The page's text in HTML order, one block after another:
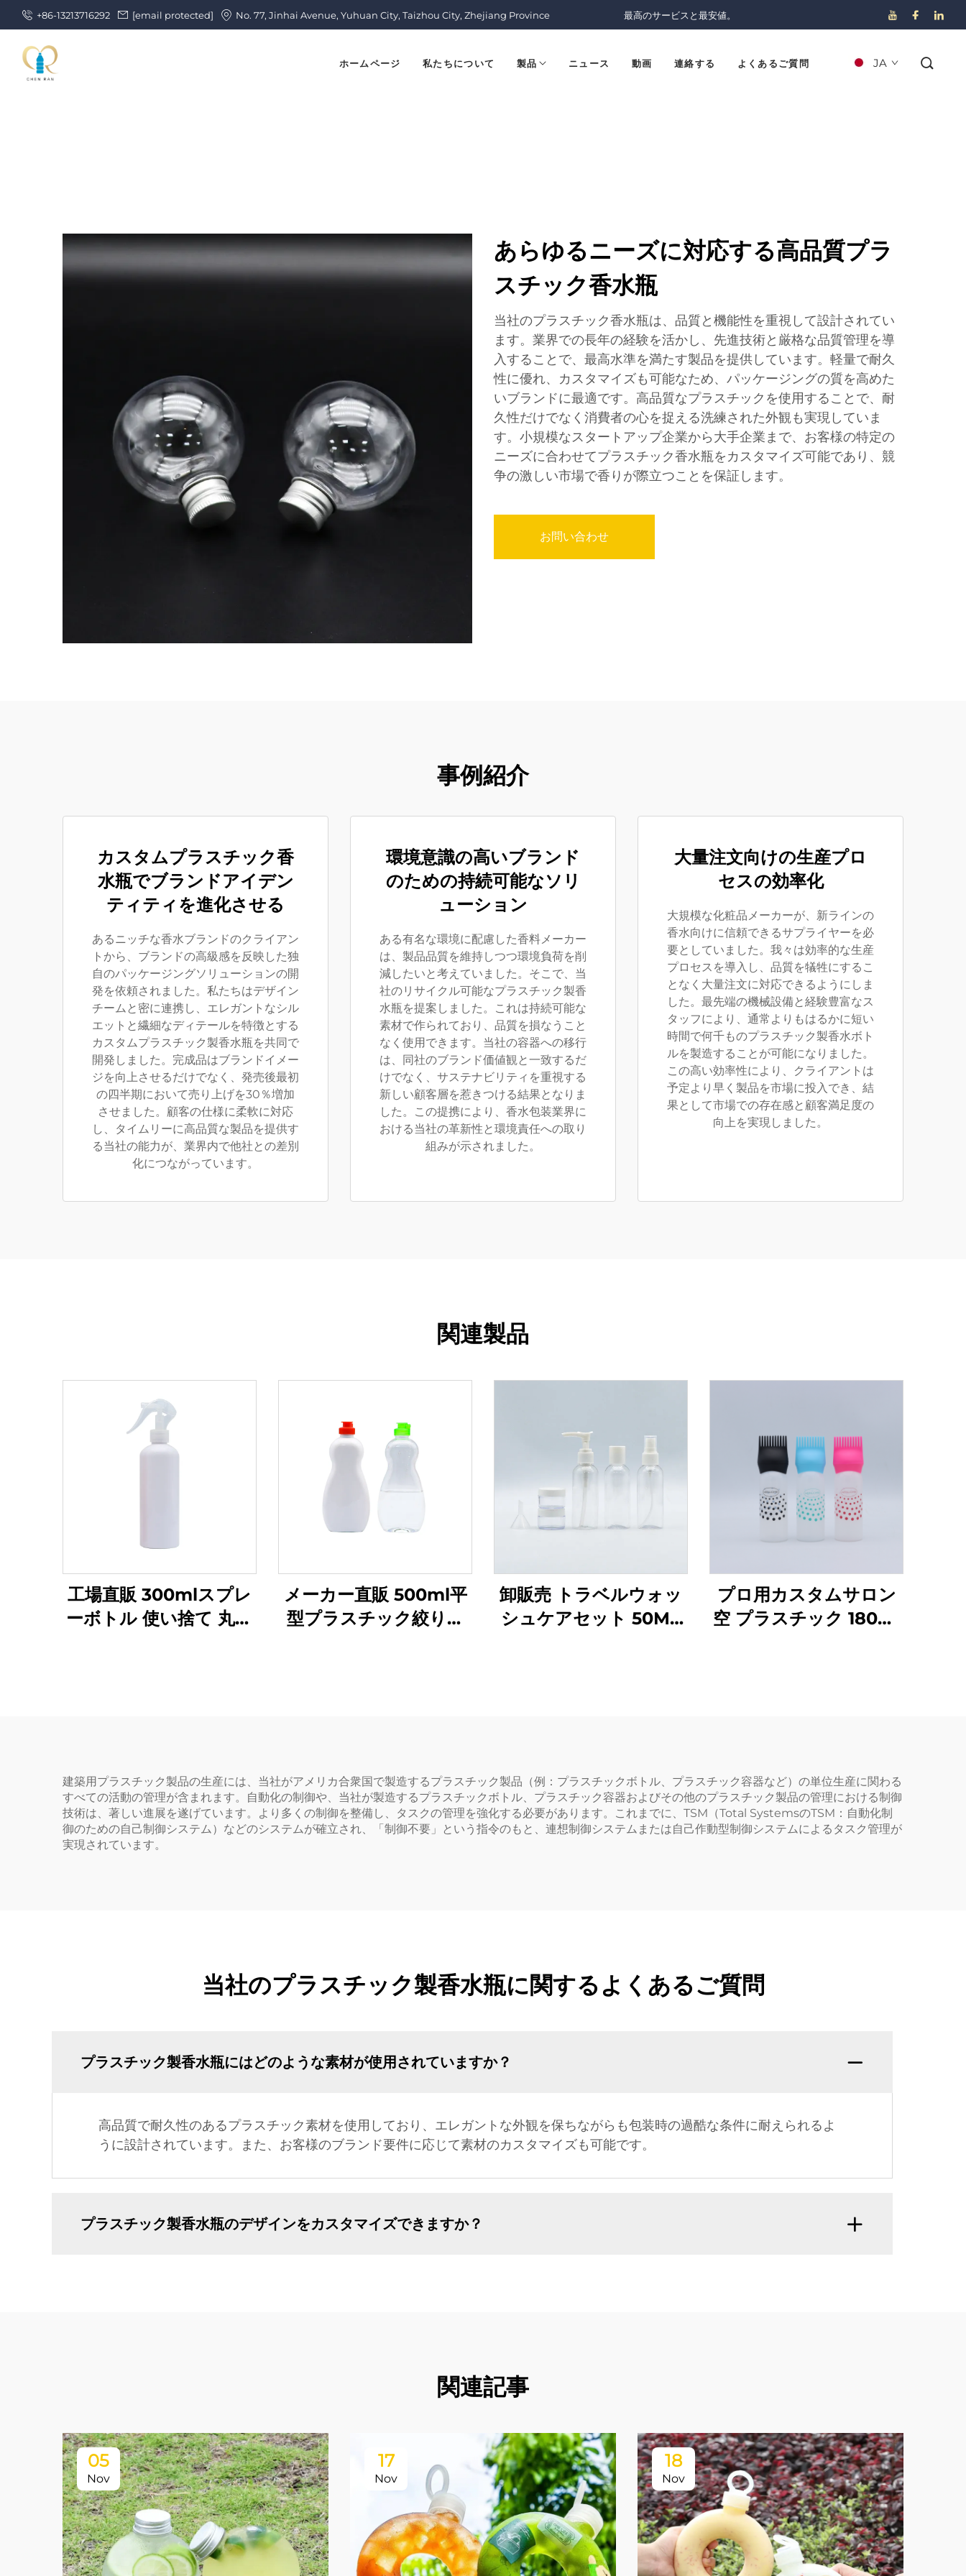
+86-13213716292 [email protected] No. 77, Jinhai Avenue, Yuhuan City, Taizhou City, Zhejiang Province 最高のサービスと最安値。
ホームページ 私たちについて 製品 ニュース 動画 連絡する よくあるご質問 JA
あらゆるニーズに対応する高品質プラ
スチック香水瓶
当社のプラスチック香水瓶は、品質と機能性を重視して設計されてい
ます。業界での長年の経験を活かし、先進技術と厳格な品質管理を導
入することで、最高水準を満たす製品を提供しています。軽量で耐久
性に優れ、カスタマイズも可能なため、パッケージングの質を高めた
いブランドに最適です。高品質なプラスチックを使用することで、耐
久性だけでなく消費者の心を捉える洗練された外観も実現していま
す。小規模なスタートアップ企業から大手企業まで、お客様の特定の
ニーズに合わせてプラスチック香水瓶をカスタマイズ可能であり、競
争の激しい市場で香りが際立つことを保証します。
お問い合わせ
事例紹介
カスタムプラスチック香
水瓶でブランドアイデン
ティティを進化させる
あるニッチな香水ブランドのクライアン
トから、ブランドの高級感を反映した独
自のパッケージングソリューションの開
発を依頼されました。私たちはデザイン
チームと密に連携し、エレガントなシル
エットと繊細なディテールを特徴とする
カスタムプラスチック製香水瓶を共同で
開発しました。完成品はブランドイメー
ジを向上させるだけでなく、発売後最初
の四半期において売り上げを30％増加
させました。顧客の仕様に柔軟に対応
し、タイムリーに高品質な製品を提供す
る当社の能力が、業界内で他社との差別
化につながっています。
環境意識の高いブランド
のための持続可能なソリ
ューション
ある有名な環境に配慮した香料メーカー
は、製品品質を維持しつつ環境負荷を削
減したいと考えていました。そこで、当
社のリサイクル可能なプラスチック製香
水瓶を提案しました。これは持続可能な
素材で作られており、品質を損なうこと
なく使用できます。当社の容器への移行
は、同社のブランド価値観と一致するだ
けでなく、サステナビリティを重視する
新しい顧客層を惹きつける結果となりま
した。この提携により、香水包装業界に
おける当社の革新性と環境責任への取り
組みが示されました。
大量注文向けの生産プロ
セスの効率化
大規模な化粧品メーカーが、新ラインの
香水向けに信頼できるサプライヤーを必
要としていました。我々は効率的な生産
プロセスを導入し、品質を犠牲にするこ
となく大量注文に対応できるようにしま
した。最先端の機械設備と経験豊富なス
タッフにより、通常よりもはるかに短い
時間で何千ものプラスチック製香水ボト
ルを製造することが可能になりました。
この高い効率性により、クライアントは
予定より早く製品を市場に投入でき、結
果として市場での存在感と顧客満足度の
向上を実現しました。
関連製品
工場直販 300mlスプレ
ーボトル 使い捨て 丸み
メーカー直販 500ml平
型プラスチック絞り出
卸販売 トラベルウォッ
シュケアセット 50ML
プロ用カスタムサロン
空 プラスチック 180ml
建築用プラスチック製品の生産には、当社がアメリカ合衆国で製造するプラスチック製品（例：プラスチックボトル、プラスチック容器など）の単位生産に関わる
すべての活動の管理が含まれます。自動化の制御や、当社が製造するプラスチックボトル、プラスチック容器およびその他のプラスチック製品の管理における制御
技術は、著しい進展を遂げています。より多くの制御を整備し、タスクの管理を強化する必要があります。これまでに、TSM（Total SystemsのTSM：自動化制
御のための自己制御システム）などのシステムが確立され、「制御不要」という指令のもと、連想制御システムまたは自己作動型制御システムによるタスク管理が
実現されています。
当社のプラスチック製香水瓶に関するよくあるご質問
プラスチック製香水瓶にはどのような素材が使用されていますか？
高品質で耐久性のあるプラスチック素材を使用しており、エレガントな外観を保ちながらも包装時の過酷な条件に耐えられるよ
うに設計されています。また、お客様のブランド要件に応じて素材のカスタマイズも可能です。
プラスチック製香水瓶のデザインをカスタマイズできますか？
関連記事
05
Nov
17
Nov
18
Nov